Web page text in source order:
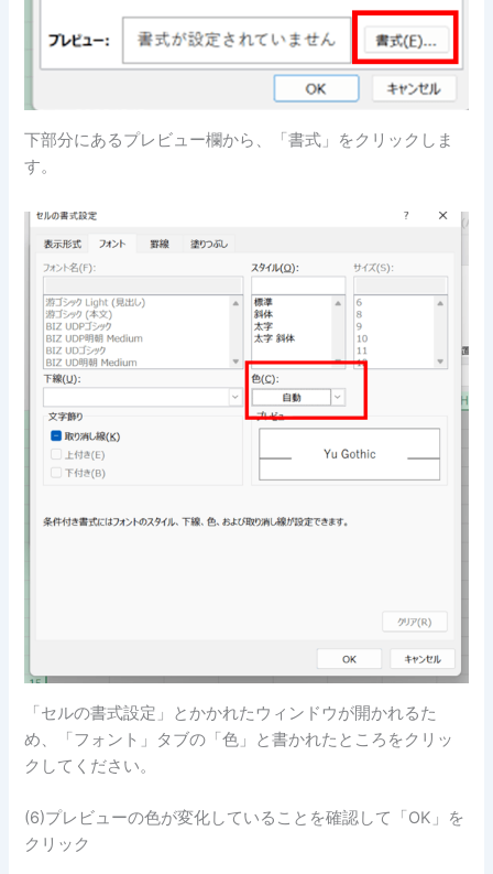
下部分にあるプレビュー欄から、「書式」をクリックしま
す。
「セルの書式設定」とかかれたウィンドウが開かれるた
め、「フォント」タブの「色」と書かれたところをクリッ
クしてください。
(6)プレビューの色が変化していることを確認して「OK」を
クリック